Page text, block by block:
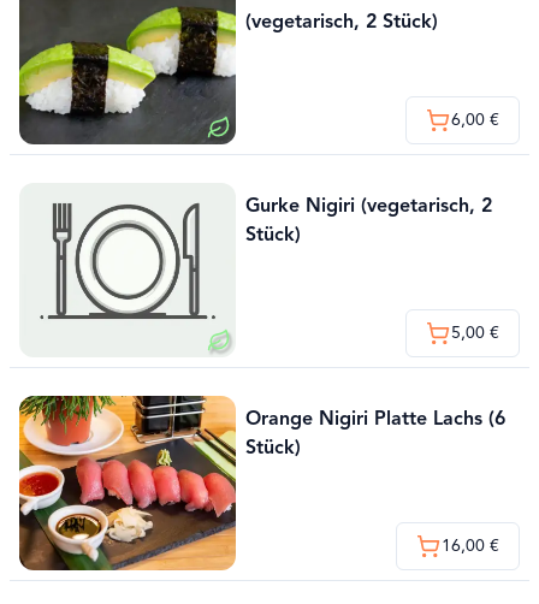
(vegetarisch, 2 Stück)
6,00 €
Gurke Nigiri (vegetarisch, 2
Stück)
5,00 €
Orange Nigiri Platte Lachs (6
Stück)
16,00 €